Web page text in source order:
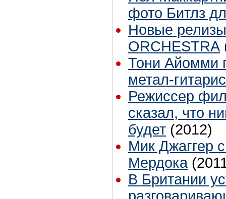
фото Битлз
Новые
ORCHESTRA
Тони Айомми
метал-
Режиссер
сказал, что
будет (2012)
Мик Джаггер
Мердока
В Британии